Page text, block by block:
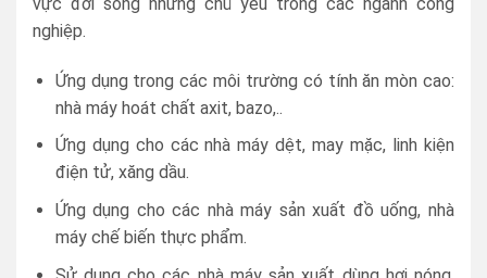
nghiệp.
Ứng dụng trong các môi trường có tính ăn mòn cao:
nhà máy hoát chất axit, bazo,..
Ứng dụng cho các nhà máy dệt, may mặc, linh kiện
điện tử, xăng dầu.
Ứng dụng cho các nhà máy sản xuất đồ uống, nhà
máy chế biến thực phẩm.